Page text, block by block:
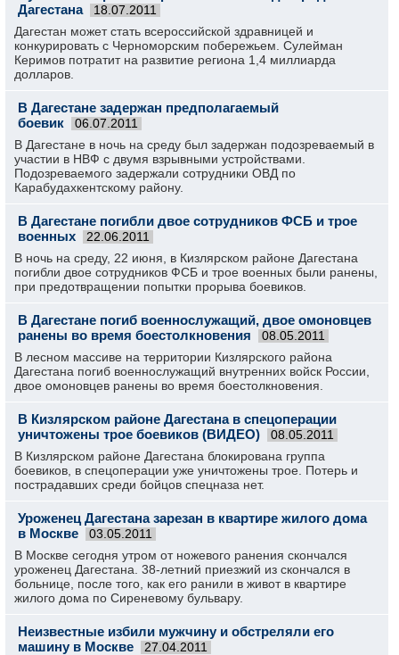
Дагестана
18.07.2011
Дагестан может стать всероссийской здравницей и
конкурировать с Черноморским побережьем. Сулейман
Керимов потратит на развитие региона 1,4 миллиарда
долларов.
В Дагестане задержан предполагаемый
боевик
06.07.2011
В Дагестане в ночь на среду был задержан подозреваемый в
участии в НВФ с двумя взрывными устройствами.
Подозреваемого задержали сотрудники ОВД по
Карабудахкентскому району.
В Дагестане погибли двое сотрудников ФСБ и трое
военных
22.06.2011
В ночь на среду, 22 июня, в Кизлярском районе Дагестана
погибли двое сотрудников ФСБ и трое военных были ранены,
при предотвращении попытки прорыва боевиков.
В Дагестане погиб военнослужащий, двое омоновцев
ранены во время боестолкновения
08.05.2011
В лесном массиве на территории Кизлярского района
Дагестана погиб военнослужащий внутренних войск России,
двое омоновцев ранены во время боестолкновения.
В Кизлярском районе Дагестана в спецоперации
уничтожены трое боевиков (ВИДЕО)
08.05.2011
В Кизлярском районе Дагестана блокирована группа
боевиков, в спецоперации уже уничтожены трое. Потерь и
пострадавших среди бойцов спецназа нет.
Уроженец Дагестана зарезан в квартире жилого дома
в Москве
03.05.2011
В Москве сегодня утром от ножевого ранения скончался
уроженец Дагестана. 38-летний приезжий из скончался в
больнице, после того, как его ранили в живот в квартире
жилого дома по Сиреневому бульвару.
Неизвестные избили мужчину и обстреляли его
машину в Москве
27.04.2011